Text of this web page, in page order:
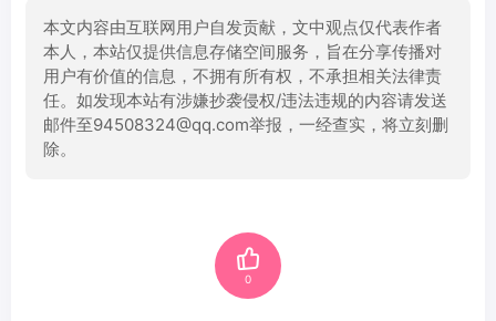
本文内容由互联网用户自发贡献，文中观点仅代表作者
本人，本站仅提供信息存储空间服务，旨在分享传播对
用户有价值的信息，不拥有所有权，不承担相关法律责
任。如发现本站有涉嫌抄袭侵权/违法违规的内容请发送
邮件至94508324@qq.com举报，一经查实，将立刻删
除。
0